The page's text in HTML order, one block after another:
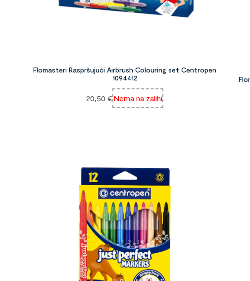
Flomasteri Raspršujući Airbrush Colouring set Centropen
1094412
20,50 €Nema na zalihi